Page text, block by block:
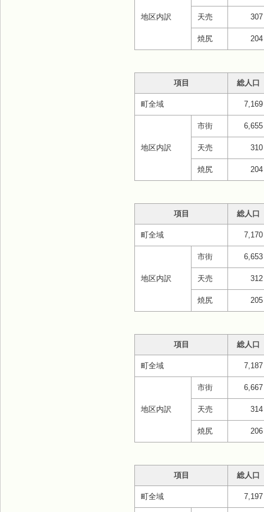
地区内訳 天売 307
焼尻 204
項目 総人口
町全域 7,169
地区内訳
市街 6,655
天売 310
焼尻 204
項目 総人口
町全域 7,170
地区内訳
市街 6,653
天売 312
焼尻 205
項目 総人口
町全域 7,187
地区内訳
市街 6,667
天売 314
焼尻 206
項目 総人口
町全域 7,197